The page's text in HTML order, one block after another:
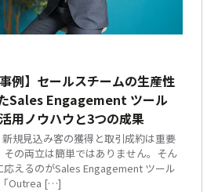
例】セールスチームの生産性
Sales Engagement ツール
用ノウハウと3つの成果
規見込み客の獲得と取引成約は重要
の両立は簡単ではありません。そん
えるのがSales Engagement ツール
「Outrea […]